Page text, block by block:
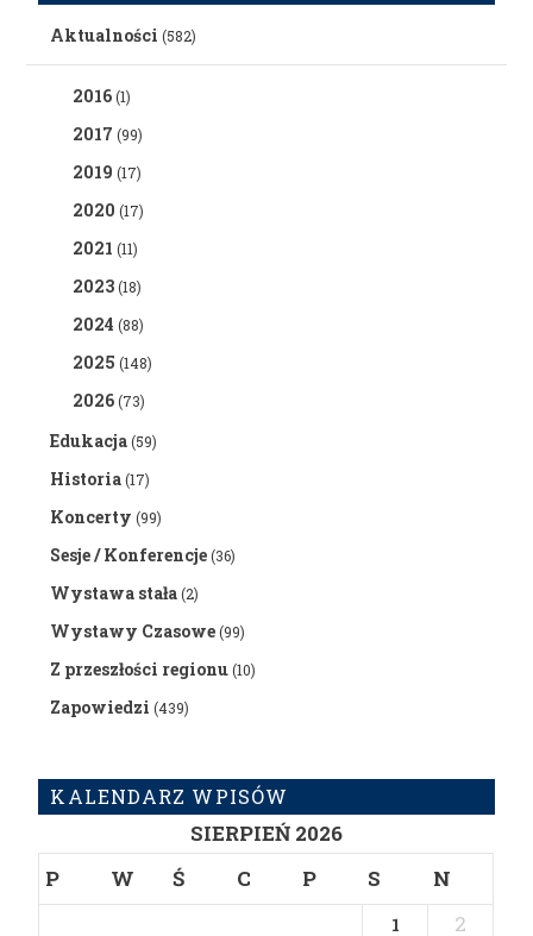
Aktualności (582)
2016(1)
2017 (99)
2019 (17)
2020 (17)
2021 (11)
2023(18)
2024 (88)
2025 (148)
2026(73)
Edukacja(59)
Historia(17)
Koncerty (99)
Sesje / Konferencje(36)
Wystawa stała(2)
Wystawy Czasowe(99)
Z przeszłości regionu(10)
Zapowiedzi (439)
KALENDARZ WPISÓW
SIERPIEŃ 2026
P
W Ś C P S N
1
2